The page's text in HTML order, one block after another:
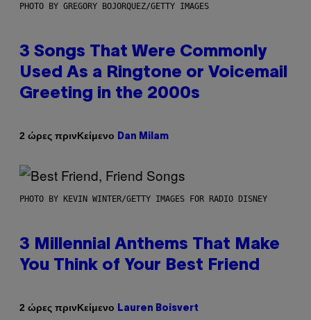
PHOTO BY GREGORY BOJORQUEZ/GETTY IMAGES
3 Songs That Were Commonly
Used As a Ringtone or Voicemail
Greeting in the 2000s
2 ώρες πρινΚείμενο Dan Milam
PHOTO BY KEVIN WINTER/GETTY IMAGES FOR RADIO DISNEY
3 Millennial Anthems That Make
You Think of Your Best Friend
2 ώρες πρινΚείμενο Lauren Boisvert